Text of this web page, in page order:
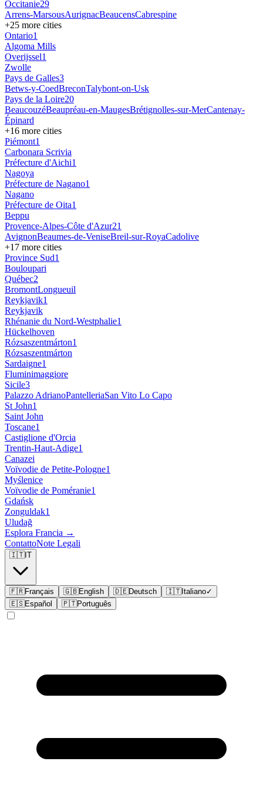
Occitanie29
Arrens-MarsousAurignacBeaucensCabrespine
+25 more cities
Ontario1
Algoma Mills
Overijssel1
Zwolle
Pays de Galles3
Betws-y-CoedBreconTalybont-on-Usk
Pays de la Loire20
BeaucouzéBeaupréau-en-MaugesBrétignolles-sur-MerCantenay-
Épinard
+16 more cities
Piémont1
Carbonara Scrivia
Préfecture d'Aichi1
Nagoya
Préfecture de Nagano1
Nagano
Préfecture de Oita1
Beppu
Provence-Alpes-Côte d'Azur21
AvignonBeaumes-de-VeniseBreil-sur-RoyaCadolive
+17 more cities
Province Sud1
Bouloupari
Québec2
BromontLongueuil
Reykjavik1
Reykjavik
Rhénanie du Nord-Westphalie1
Hückelhoven
Rózsaszentmárton1
Rózsaszentmárton
Sardaigne1
Fluminimaggiore
Sicile3
Palazzo AdrianoPantelleriaSan Vito Lo Capo
St John1
Saint John
Toscane1
Castiglione d'Orcia
Trentin-Haut-Adige1
Canazei
Voïvodie de Petite-Pologne1
Myślenice
Voïvodie de Poméranie1
Gdańsk
Zonguldak1
Uludağ
Esplora Francia →
ContattoNote Legali
🇮🇹IT
🇫🇷Français 🇬🇧English 🇩🇪Deutsch 🇮🇹Italiano✓
🇪🇸Español 🇵🇹Português